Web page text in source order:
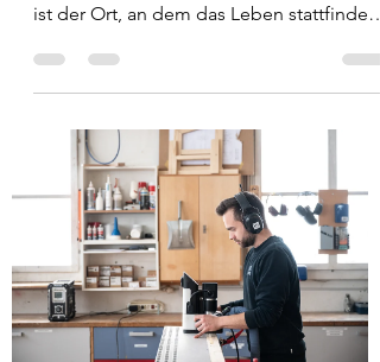
ist der Ort, an dem das Leben stattfindet.